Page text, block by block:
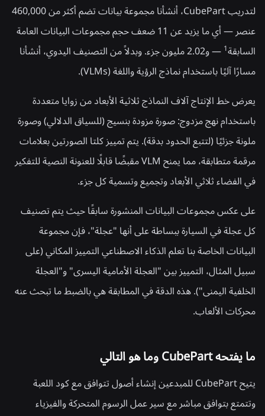
لتدريب CubePart، أنشأنا مجموعة بيانات تضم أكثر من 460,000
عنصر — أي ما يزيد عن 11 ضعف حجم مجموعات البيانات العامة
السابقة1
— و2.02 مليون جزء. وبدلاً من التصنيف اليدوي، أنشأنا
مسارًا آليًا باستخدام نماذج الرؤية واللغة (VLMs).
يعرض خط الإنتاج آلاف النماذج ثلاثية الأبعاد من زوايا متعددة
باستخدام نهج مزدوج: صورة مزودة بنسيج (للسياق الدلالي) وصورة
ملونة جزئيًا (لتتبع الحدود بدقة). يتم تمييز كلتا الصورتين بعلامات
مرقمة متطابقة، مما يمنح VLM مقبضًا قابلًا للعنونة النصية للتفكير
في الفضاء ثلاثي الأبعاد وتجميع وتسمية كل جزء.
على عكس مجموعات البيانات المنشورة سابقًا حيث يتم تصنيف
كل عجلة في السيارة ببساطة على أنها "عجلة"، فإن مجموعة
البيانات الخاصة بنا تعلم الذكاء الاصطناعي التمييز المكاني (على
سبيل المثال، التمييز بين "العجلة الأمامية اليسرى" و"العجلة
الخلفية اليمنى"). هذه الدقة في المطابقة هي بالضبط ما تبحث عنه
محركات الألعاب.
ما يفتحه CubePart وما هو التالي
يتيح CubePart للمبدعين إنشاء أصول تتوافق مع كود اللعبة
وتتمتع بتوافق مباشر مع سير عمل الرسوم المتحركة والفيزياء